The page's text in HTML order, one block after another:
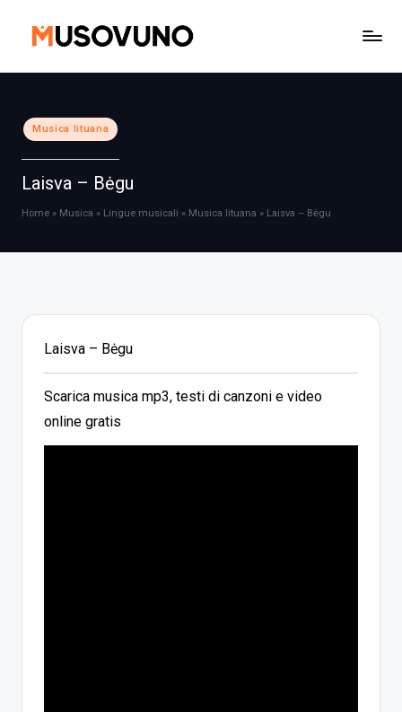
Posted
in
Musica lituana
Laisva – Bėgu
Home » Musica » Lingue musicali » Musica lituana » Laisva – Bėgu
Laisva – Bėgu
Scarica musica mp3, testi di canzoni e video
online gratis